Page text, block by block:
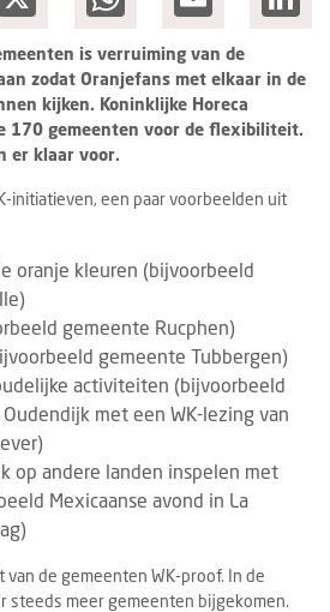
is verruiming van de
zodat Oranjefans met elkaar in de
kijken. Koninklijke Horeca
170 gemeenten voor de flexibiliteit.
er klaar voor.
initiatieven, een paar voorbeelden uit
oranje kleuren (bijvoorbeeld
gemeente Rucphen)
gemeente Tubbergen)
activiteiten (bijvoorbeeld
met een WK-lezing van
op andere landen inspelen met
Mexicaanse avond in La
van de gemeenten WK-proof. In de
steeds meer gemeenten bijgekomen.